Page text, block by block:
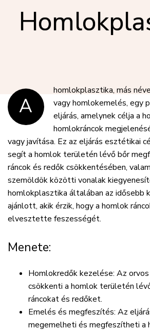
A
homlokplasztika, más
vagy homlokemelés, egy
eljárás, amelynek célja a
homlokráncok
vagy javítása. Ez az eljárás esztétikai
segít a homlok területén lévő bőr
ráncok és redők csökkentésében,
szemöldök közötti vonalak
homlokplasztika általában az idősebb
ajánlott, akik érzik, hogy a homlok
elvesztette feszességét.
Menete:
Homlokredők kezelése: Az
csökkenti a homlok területén
ráncokat és redőket.
Emelés és megfeszítés: Az
megemelheti és megfeszítheti a